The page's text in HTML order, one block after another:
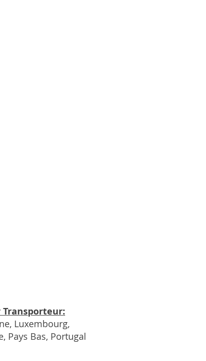
Luxembourg,
Pays Bas, Portugal